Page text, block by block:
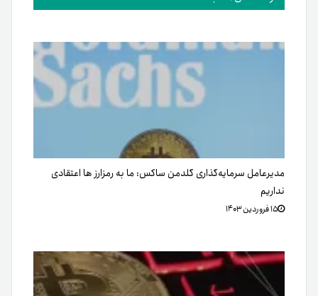
مدیرعامل سرمایه‌گذاری گلدمن ساکس: ما به رمزارز ها اعتقادی
نداریم
۱۵ فروردین ۱۴۰۳